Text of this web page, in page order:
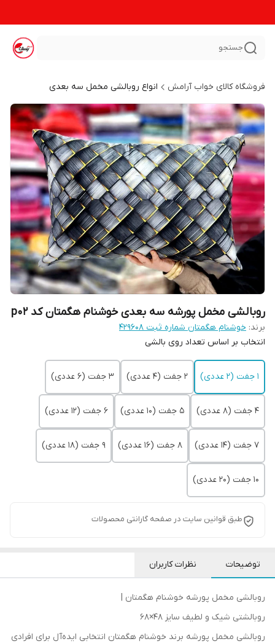
جستجو
فروشگاه کالای خواب آرامش انواع روبالشی مخمل سه بعدی
روبالشی مخمل پورشه سه بعدی خوشنام هگمتان کد p02
برند: خوشنام هگمتان شماره ثبت ۴۲۹۶۰۸
انتخاب بر اساس تعداد روی بالشی
1 جفت (2 عددی) 2 جفت (4 عددی) 3 جفت (6 عددی)
4 جفت (8 عددی) 5 جفت (10 عددی) 6 جفت (12 عددی)
7 جفت (14 عددی) 8 جفت (16 عددی) 9 جفت (18 عددی)
10 جفت (20 عددی)
طبق قوانین سایت در صفحه گارانتی محصولات
توضیحات نظرات کاربران
روبالشی مخمل پورشه خوشنام هگمتان |
روبالشتی شیک و لطیف سایز 48×68
روبالشی مخمل پورشه برند خوشنام هگمتان انتخابی ایده‌آل برای افرادی